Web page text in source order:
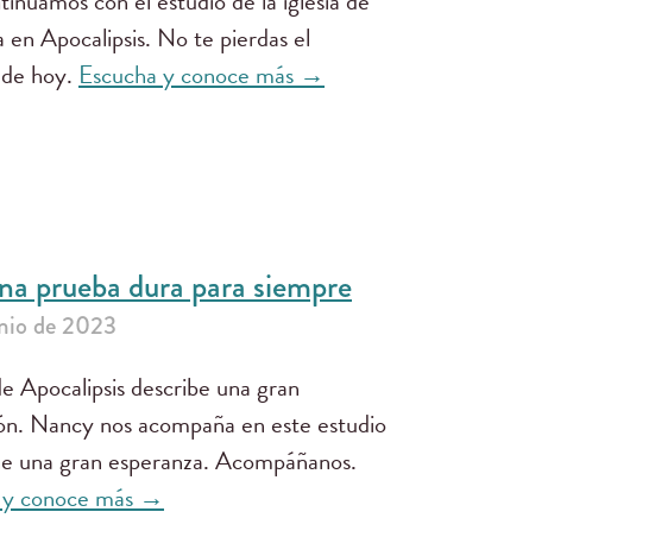
en Apocalipsis. No te pierdas el
hoy. Escucha y conoce más →
prueba dura para siempre
de 2023
Apocalipsis describe una gran
Nancy nos acompaña en este estudio
una gran esperanza. Acompáñanos.
y conoce más →